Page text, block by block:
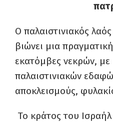
Ο παλαιστινιακός
βιώνει μια
εκατόμβες νεκρών, με
παλαιστινιακών
αποκλεισμούς,
Το κράτος του